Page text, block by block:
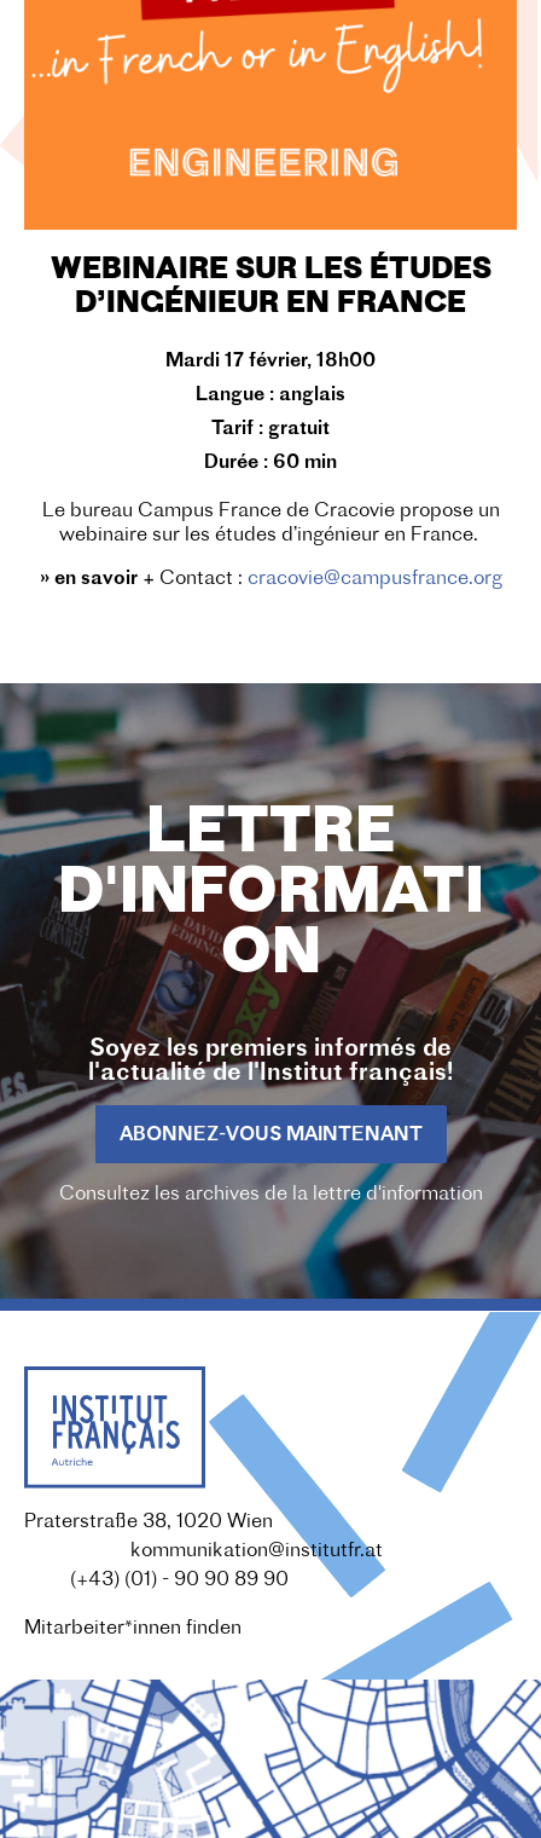
WEBINAIRE SUR LES ÉTUDES
D’INGÉNIEUR EN FRANCE
Mardi 17 février, 18h00
Langue : anglais
Tarif : gratuit
Durée : 60 min
Le bureau Campus France de Cracovie propose un
webinaire sur les études d’ingénieur en France.
» en savoir + Contact : cracovie@campusfrance.org
LETTRE
D'INFORMATI
ON
Soyez les premiers informés de
l'actualité de l'Institut français!
ABONNEZ-VOUS MAINTENANT
Consultez les archives de la lettre d'information
Praterstraße 38, 1020 Wien
kommunikation@institutfr.at
(+43) (01) - 90 90 89 90
Mitarbeiter*innen finden